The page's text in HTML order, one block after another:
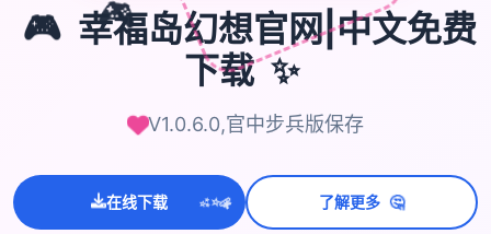
🎮
🎮 幸福岛幻想官网|中文免费
下载 ✨
V1.0.6.0,官中步兵版保存
在线下载 ✨⭐💫 了解更多 🤔